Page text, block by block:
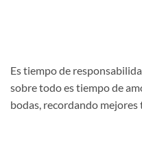
Es tiempo de
sobre todo es tiempo de
bodas, recordando